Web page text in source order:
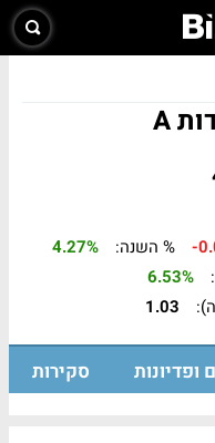
- % השנה:
4.27%
6.53%
1.03
ופדיונות סקירות